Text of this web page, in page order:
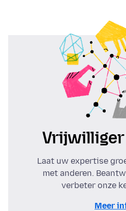
Laat uw expertise
met anderen.
verbeter onze
Meer